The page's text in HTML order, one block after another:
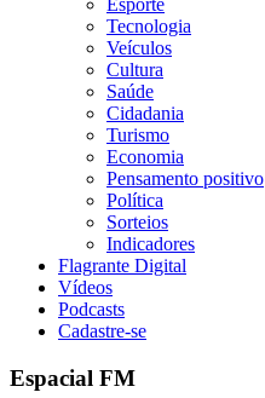
Esporte
Tecnologia
Veículos
Cultura
Saúde
Cidadania
Turismo
Economia
Pensamento positivo
Política
Sorteios
Indicadores
Flagrante Digital
Vídeos
Podcasts
Cadastre-se
Espacial FM